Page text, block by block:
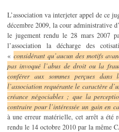
L’association va interjeter appel de ce
décembre 2009, la cour administrative
le jugement rendu le 28 mars 2007
l’association la décharge des
« considérant qu’aucun des motifs
pas invoqué l’abus de droit ou la
conférer aux sommes perçues dans
l’association requérante le caractère
créance négociables ; que la
contraire pour l’intéressée un gain en
à une erreur matérielle, cet arrêt a été
rendu le 14 octobre 2010 par la même